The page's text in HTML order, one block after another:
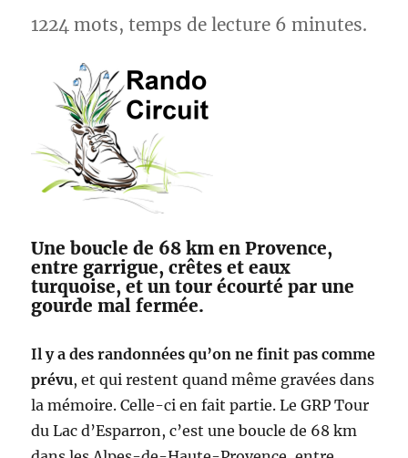
1224 mots, temps de lecture 6 minutes.
Une boucle de 68 km en Provence,
entre garrigue, crêtes et eaux
turquoise, et un tour écourté par une
gourde mal fermée.
Il y a des randonnées qu’on ne finit pas comme
prévu, et qui restent quand même gravées dans
la mémoire. Celle-ci en fait partie. Le GRP Tour
du Lac d’Esparron, c’est une boucle de 68 km